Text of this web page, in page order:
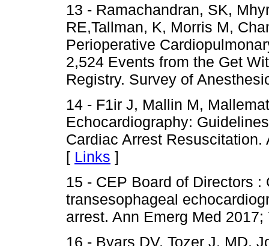
13 - Ramachandran, SK,
RE,Tallman, K, Morris M,
Perioperative
2,524 Events from the Get
Registry. Survey of
14 - F1ir J, Mallin M,
Echocardiography:
Cardiac Arrest
[ Links ]
15 - CEP Board of Directors
transesophageal
arrest. Ann Emerg Med
16 - Byars DV, Tozer J, MD,